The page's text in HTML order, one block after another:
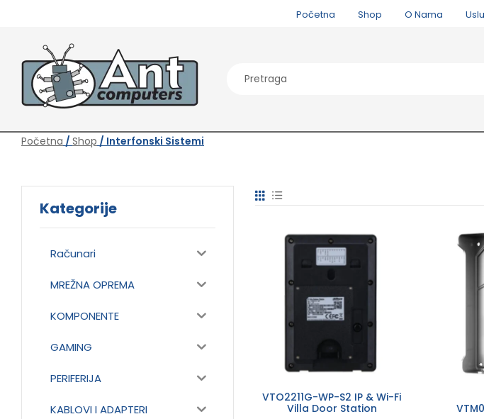
Početna Shop O Nama
Početna / Shop / Interfonski Sistemi
VTO2211G-WP-S2 IP & Wi-Fi
Villa Door Station
Kategorije
Računari
MREŽNA OPREMA
KOMPONENTE
GAMING
PERIFERIJA
KABLOVI I ADAPTERI